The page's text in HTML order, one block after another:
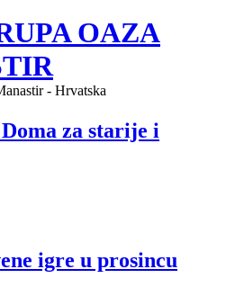
OAZA
- Hrvatska
za starije i
igre u prosincu